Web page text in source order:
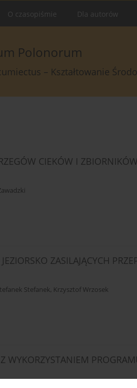
O czasopiśmie Dla autorów
Polonorum
– Kształtowanie
CIEKÓW I
ZASILAJĄCYCH
Stefanek, Krzysztof Wrzosek
WYKORZYSTANIEM